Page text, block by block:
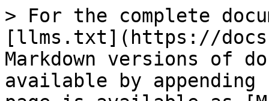
> For the complete
[llms.txt](https://
Markdown versions of
available by